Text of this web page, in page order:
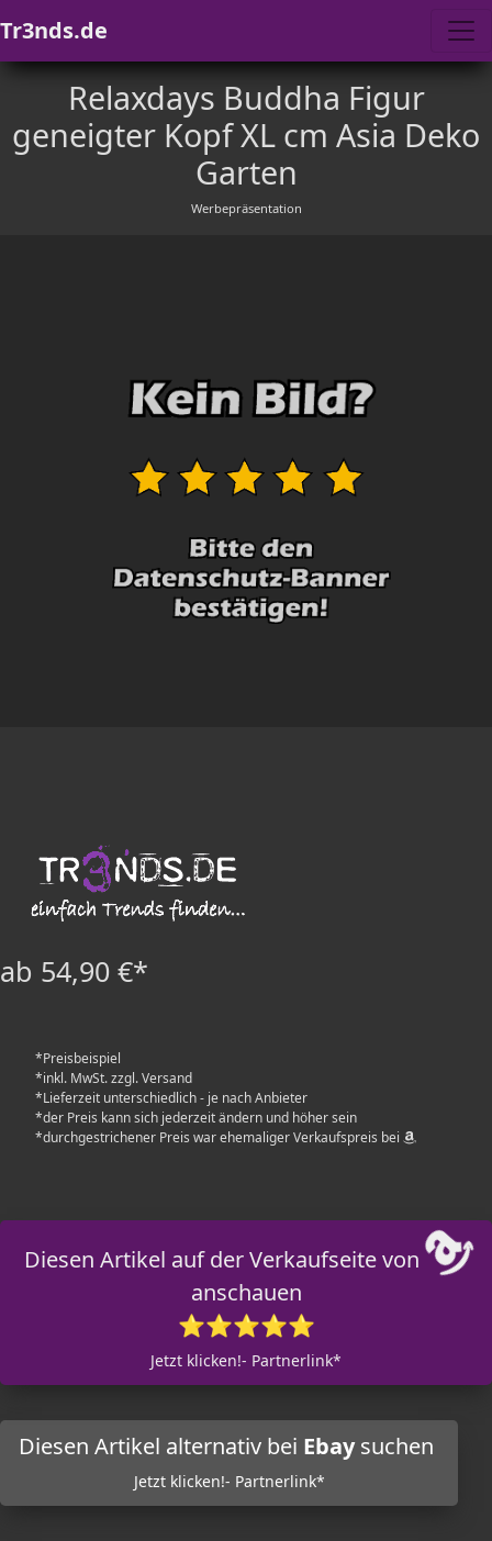
Tr3nds.de
Relaxdays Buddha Figur
geneigter Kopf XL cm Asia Deko
Garten
Werbepräsentation
ab 54,90 €*
*Preisbeispiel
*inkl. MwSt. zzgl. Versand
*Lieferzeit unterschiedlich - je nach Anbieter
*der Preis kann sich jederzeit ändern und höher sein
*durchgestrichener Preis war ehemaliger Verkaufspreis bei
Diesen Artikel auf der Verkaufseite von
anschauen
⭐⭐⭐⭐⭐
Jetzt klicken!- Partnerlink*
Diesen Artikel alternativ bei Ebaysuchen
Jetzt klicken!- Partnerlink*